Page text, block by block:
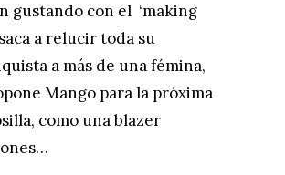
gustando con el ‘making
a relucir toda su
a más de una fémina,
Mango para la próxima
como una blazer